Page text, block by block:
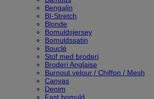
Bengalin
BI-Stretch
Blonde
Bomuldsjersey
Bomuldssatin
Bouclé
Stof med broderi
Broderi Anglaise
Burnout velour / Chiffon / Mesh
Canvas
Denim
Fast bomuld